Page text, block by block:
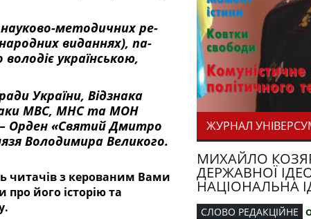
науково-методичних ре­
виданнях), па­
українською,
України, Відзнака
МВС, МНС та МОН
– Орден «Святий Дми­тро
Володимира Ве­ликого.
читачів з керованим Вами
його історію та
ЖУРНАЛ
МИХАЙЛО
ДЕРЖАВНОЇ
НАЦІОНАЛЬНА
СЛОВО РЕДАКЦІЙНЕ